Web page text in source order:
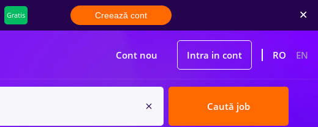
Gratis Creează cont
Cont nou Intra in cont RO EN
Caută job